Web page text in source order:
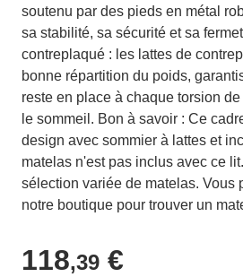
soutenu par des pieds en métal
sa stabilité, sa sécurité et sa
contreplaqué : les lattes de
bonne répartition du poids,
reste en place à chaque torsion
le sommeil. Bon à savoir : Ce
design avec sommier à lattes et
matelas n'est pas inclus avec ce
sélection variée de matelas. Vous
notre boutique pour trouver un
118,39 €